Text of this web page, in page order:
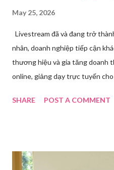
May 25, 2026
Livestream đã và đang trở
nhân, doanh nghiệp tiếp cận
thương hiệu và gia tăng doanh
online, giảng dạy trực tuyến
Trong bài viết dưới đây, chúng
mạng xã hội hoặc website
SHARE POST A COMMENT